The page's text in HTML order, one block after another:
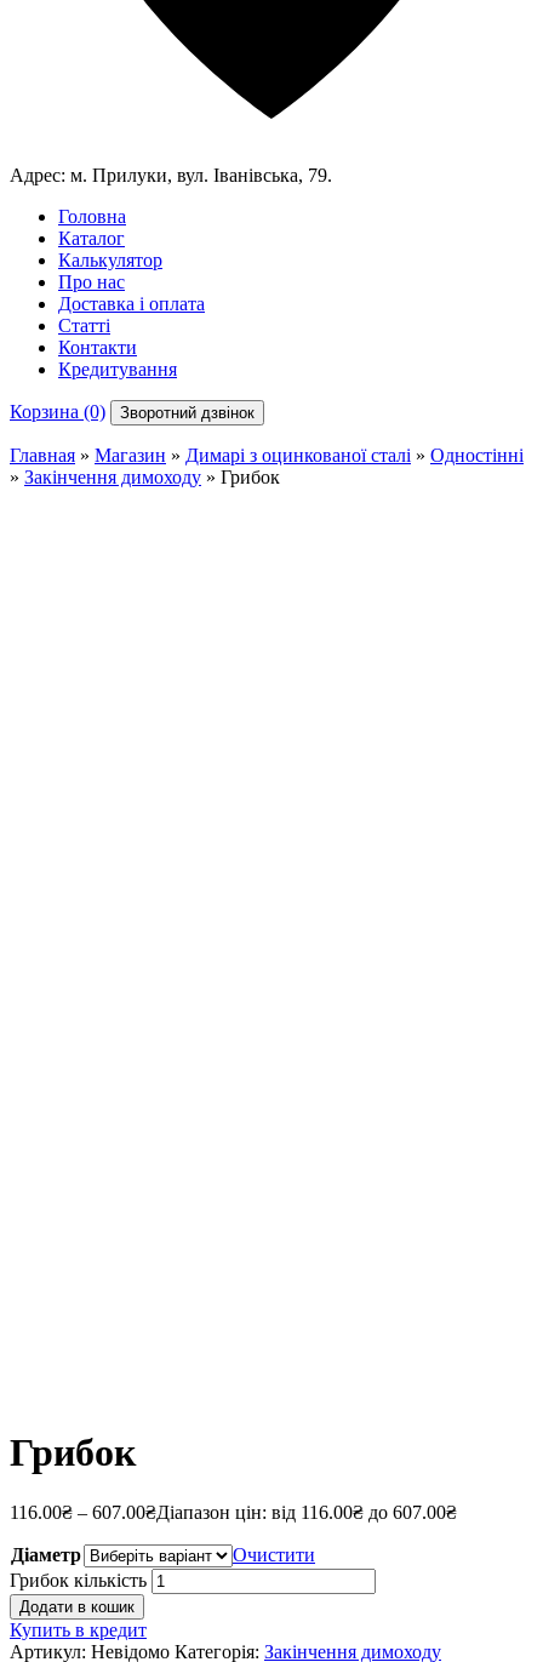
Адрес: м. Прилуки, вул. Іванівська, 79.
Головна
Каталог
Калькулятор
Про нас
Доставка і оплата
Статті
Контакти
Кредитування
Корзина (0) Зворотний дзвінок
Главная » Магазин » Димарі з оцинкованої сталі » Одностінні
» Закінчення димоходу » Грибок
Грибок
116.00₴ – 607.00₴Діапазон цін: від 116.00₴ до 607.00₴
Діаметр
Очистити
Грибок кількість
Додати в кошик
Купить в кредит
Артикул: Невідомо Категорія: Закінчення димоходу